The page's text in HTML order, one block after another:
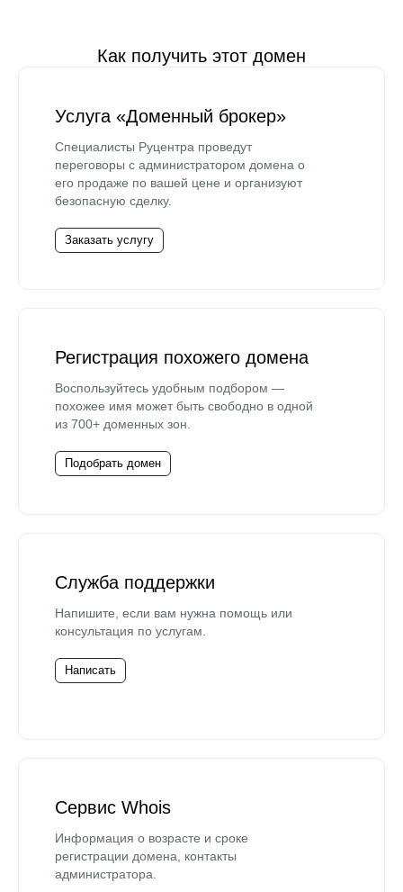
Как получить этот домен
Услуга «Доменный брокер»
Специалисты Руцентра проведут
переговоры с администратором домена о
его продаже по вашей цене и организуют
безопасную сделку.
Заказать услугу
Регистрация похожего домена
Воспользуйтесь удобным подбором —
похожее имя может быть свободно в одной
из 700+ доменных зон.
Подобрать домен
Служба поддержки
Напишите, если вам нужна помощь или
консультация по услугам.
Написать
Сервис Whois
Информация о возрасте и сроке
регистрации домена, контакты
администратора.